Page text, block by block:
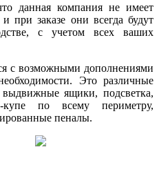
данная компания не имеет
при заказе они всегда будут
с учетом всех ваших
с возможными дополнениями
Это различные
ящики, подсветка,
купе по всему периметру,
пеналы.